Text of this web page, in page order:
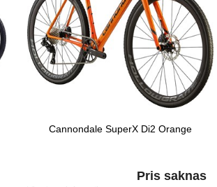
Cannondale SuperX Di2 Orange
Pris saknas